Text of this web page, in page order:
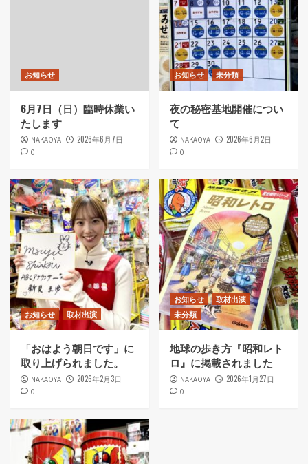
お知らせ
6月7日（日）臨時休業い
たします
NAKAOYA 2026年6月7日
0
お知らせ 未分類
夜の秘密基地開催につい
て
NAKAOYA 2026年6月2日
0
お知らせ 取材出演
「おはよう朝日です」に
取り上げられました。
NAKAOYA 2026年2月3日
0
お知らせ
取材出演
未分類
地球の歩き方『昭和レト
ロ』に掲載されました
NAKAOYA 2026年1月27日
0